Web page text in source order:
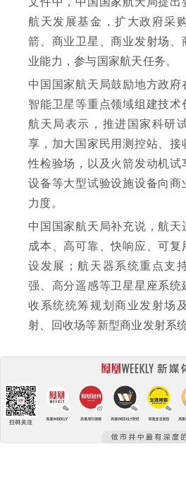
航天发展基金，扩大政府采
箭、商业卫星、商业发射场、
业能力，参与国家航天任务。
中国国家航天局鼓励地方政府
智能卫星等重点领域组建技术
航天局表示，推进国家科研
享，加大国家民用测控站、接
性检验场，以及火箭发动机试
设备等大型试验设施设备向商
力度。
中国国家航天局补充说，航
成本、高可靠、快响应、可复
设发展；航天器系统重点支
强、高分遥感等卫星星座系统
收系统统筹规划商业发射场
射、回收场等新型商业发射系